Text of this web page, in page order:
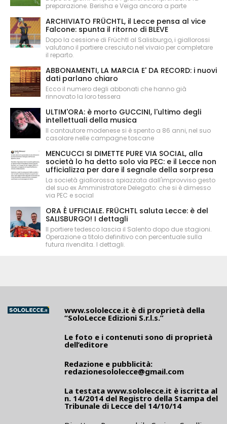
preparazione. Berisha e Veiga ancora a parte
ARCHIVIATO FRÜCHTL, il Lecce pensa al vice
Falcone: spunta il ritorno di BLEVE
Dopo la cessione di Früchtl al Salisburgo, i giallorossi
valutano il portiere cresciuto nel vivaio per completare
il reparto.
ABBONAMENTI, LA MARCIA E' DA RECORD: i nuovi
dati parlano chiaro
Ecco il numero degli abbonati che hanno già
rinnovato la loro tessera
ULTIM'ORA: è morto GUCCINI, l'ultimo degli
intellettuali della musica
Il cantautore modenese si è spento a 86 anni, nel suo
casolare nelle campagne toscane
MENCUCCI SI DIMETTE PURE VIA SOCIAL, alla
società lo ha detto solo via PEC: e il Lecce non
ufficializza per dare il segnale della sorpresa
La società giallorossa spiazzata dall'improvviso gesto
del suo ex Amministratore Delegato: che si è dimesso
via PEC e social
ORA È UFFICIALE. FRÜCHTL saluta Lecce: è del
SALISBURGO! I dettagli
Il portiere tedesco lascia il Salento dopo due stagioni.
Operazione a titolo definitivo con percentuale sulla
futura rivendita. I dettagli.
www.sololecce.it è di proprietà della
“SoloLecce Edizioni S.r.l.s.”
Le foto e i contenuti sono di proprietà
dell’editore
Redazione e pubblicità:
redazionesololecce@gmail.com
La testata www.sololecce.it è iscritta al
n. 14/2014 del Registro della Stampa del
Tribunale di Lecce del 14/10/14